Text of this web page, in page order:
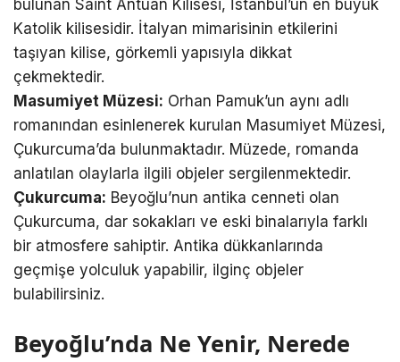
bulunan Saint Antuan Kilisesi, İstanbul’un en büyük
Katolik kilisesidir. İtalyan mimarisinin etkilerini
taşıyan kilise, görkemli yapısıyla dikkat
çekmektedir.
Masumiyet Müzesi: Orhan Pamuk’un aynı adlı
romanından esinlenerek kurulan Masumiyet Müzesi,
Çukurcuma’da bulunmaktadır. Müzede, romanda
anlatılan olaylarla ilgili objeler sergilenmektedir.
Çukurcuma: Beyoğlu’nun antika cenneti olan
Çukurcuma, dar sokakları ve eski binalarıyla farklı
bir atmosfere sahiptir. Antika dükkanlarında
geçmişe yolculuk yapabilir, ilginç objeler
bulabilirsiniz.
Beyoğlu’nda Ne Yenir, Nerede